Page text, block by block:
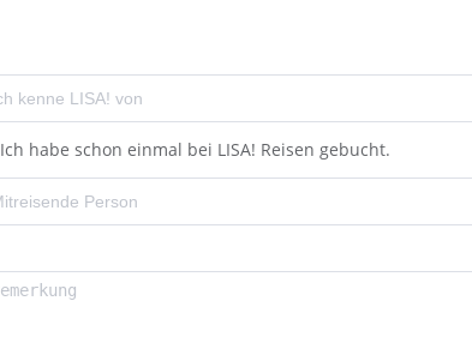
Ich habe schon einmal bei LISA! Reisen gebucht.